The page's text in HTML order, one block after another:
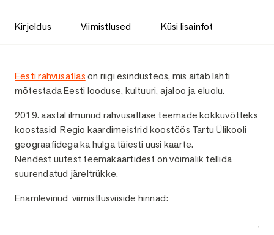
Kirjeldus Viimistlused Küsi lisainfot
Kirjeldus
Eesti rahvusatlason riigi esindusteos, mis aitab lahti
mõtestada Eesti looduse, kultuuri, ajaloo ja eluolu.
2019. aastal ilmunud rahvusatlase teemade kokkuvõtteks
koostasid Regio kaardimeistrid koostöös Tartu Ülikooli
geograafidega ka hulga täiesti uusi kaarte.
Nendest uutest teemakaartidest on võimalik tellida
suurendatud järeltrükke.
Enamlevinud viimistlusviiside hinnad:
93